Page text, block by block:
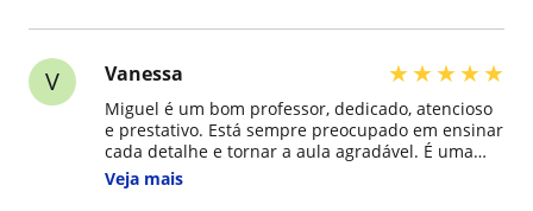
disposto a remanejar as aulas quando tenho
trabalho. Recomento muito! Profissional ético,
V Vanessa ★★★★★
Miguel é um bom professor, dedicado, atencioso
e prestativo. Está sempre preocupado em ensinar
cada detalhe e tornar a aula agradável. É uma
ótima opção para quem busca aprender
espanhol.
Veja mais